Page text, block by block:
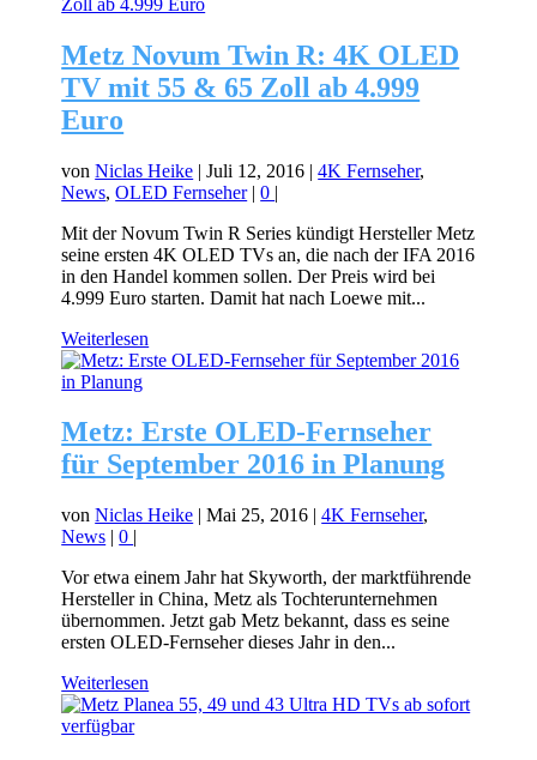
Metz Novum Twin R: 4K OLED
TV mit 55 & 65 Zoll ab 4.999
Euro
vonNiclas Heike |Juli 12, 2016 |4K Fernseher,
News,OLED Fernseher|0 |
Mit der Novum Twin R Series kündigt Hersteller Metz
seine ersten 4K OLED TVs an, die nach der IFA 2016
in den Handel kommen sollen. Der Preis wird bei
4.999 Euro starten. Damit hat nach Loewe mit...
Weiterlesen
Metz: Erste OLED-Fernseher
für September 2016 in Planung
vonNiclas Heike |Mai 25, 2016 |4K Fernseher,
News |0 |
Vor etwa einem Jahr hat Skyworth, der marktführende
Hersteller in China, Metz als Tochterunternehmen
übernommen. Jetzt gab Metz bekannt, dass es seine
ersten OLED-Fernseher dieses Jahr in den...
Weiterlesen